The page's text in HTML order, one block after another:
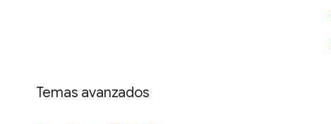
Temas avanzados